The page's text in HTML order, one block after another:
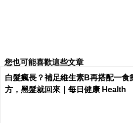
您也可能喜歡這些文章
白髮瘋長？補足維生素B再搭配一食
方，黑髮就回來｜每日健康 Health